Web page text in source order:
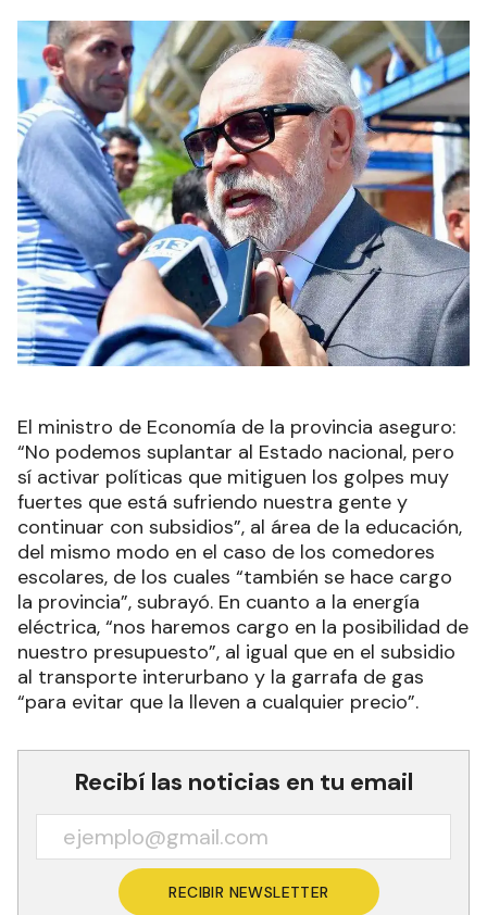
El ministro de Economía de la provincia aseguro:
“No podemos suplantar al Estado nacional, pero
sí activar políticas que mitiguen los golpes muy
fuertes que está sufriendo nuestra gente y
continuar con subsidios”, al área de la educación,
del mismo modo en el caso de los comedores
escolares, de los cuales “también se hace cargo
la provincia”, subrayó. En cuanto a la energía
eléctrica, “nos haremos cargo en la posibilidad de
nuestro presupuesto”, al igual que en el subsidio
al transporte interurbano y la garrafa de gas
“para evitar que la lleven a cualquier precio”.
Recibí las noticias en tu email
RECIBIR NEWSLETTER